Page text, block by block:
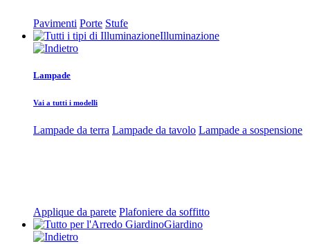
Pavimenti Porte Stufe
Illuminazione
Lampade
Vai a tutti i modelli
Lampade da terra Lampade da tavolo Lampade a sospensione
Applique da parete Plafoniere da soffitto
Giardino